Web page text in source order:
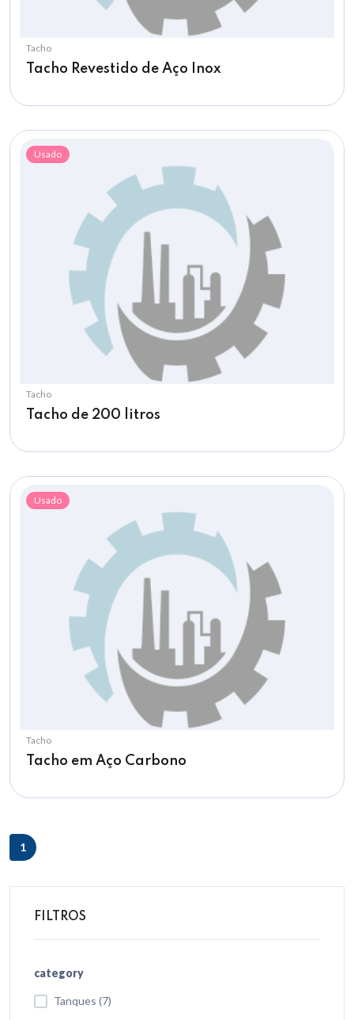
Tacho
Tacho Revestido de Aço Inox
Usado
Tacho
Tacho de 200 litros
Usado
Tacho
Tacho em Aço Carbono
1
FILTROS
category
Tanques (7)